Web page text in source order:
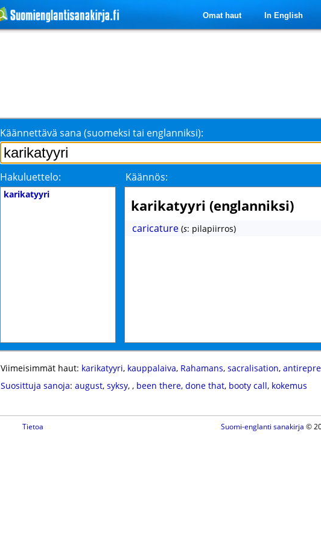
Omat haut In English
Käännettävä sana (suomeksi tai englanniksi):
Hakuluettelo: Käännös:
karikatyyri
karikatyyri (englanniksi)
caricature (s: pilapiirros)
Viimeisimmät haut: karikatyyri, kauppalaiva, Rahamans, sacralisation,
Suosittuja sanoja: august, syksy, , been there, done that, booty call, kokemus
Tietoa Suomi-englanti sanakirja ©